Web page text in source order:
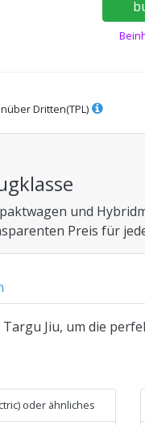
Dritten(TPL)
und
Preis für
Jiu, um die
oder ähnliches